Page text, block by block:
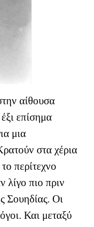
αίθουσα
επίσημα
μια
στα χέρια
περίτεχνο
πιο πριν
Σουηδίας. Οι
Και μεταξύ